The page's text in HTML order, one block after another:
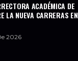
ACADÉMICA DE
LA NUEVA CARRERAS EN
2026